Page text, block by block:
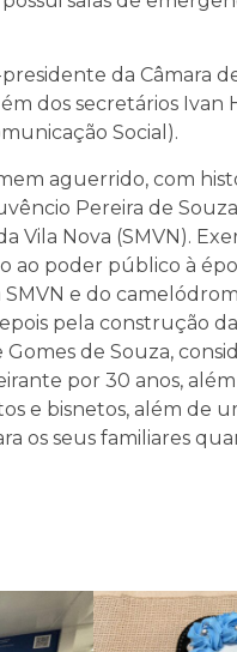
da Câmara
dos secretários
Social).
aguerrido, com
Pereira de
Vila Nova (SMVN).
ao poder público à
e do
pela construção
de Souza,
por 30 anos,
e bisnetos, além de
os seus familiares